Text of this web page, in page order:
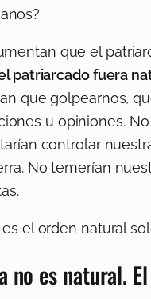
que el
patriarcado fuera
que golpearnos,
u opiniones.
controlar
No temerían
es el orden natural
no es natural.